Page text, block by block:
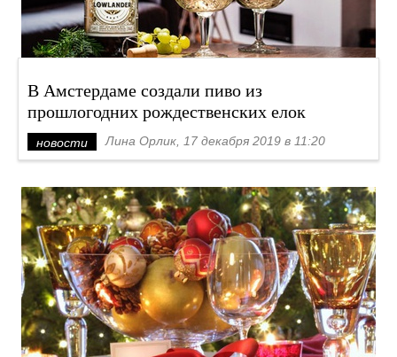
В Амстердаме создали пиво из
прошлогодних рождественских елок
новости Лина Орлик, 17 декабря 2019 в 11:20